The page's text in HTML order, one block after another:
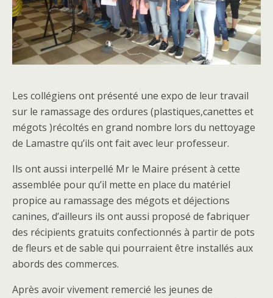
Les collégiens ont présenté une expo de leur travail
sur le ramassage des ordures (plastiques,canettes et
mégots )récoltés en grand nombre lors du nettoyage
de Lamastre qu’ils ont fait avec leur professeur.
Ils ont aussi interpellé Mr le Maire présent à cette
assemblée pour qu’il mette en place du matériel
propice au ramassage des mégots et déjections
canines, d’ailleurs ils ont aussi proposé de fabriquer
des récipients gratuits confectionnés à partir de pots
de fleurs et de sable qui pourraient être installés aux
abords des commerces.
Après avoir vivement remercié les jeunes de